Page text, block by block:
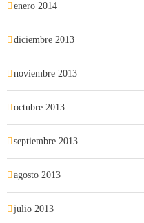
enero 2014
diciembre 2013
noviembre 2013
octubre 2013
septiembre 2013
agosto 2013
julio 2013